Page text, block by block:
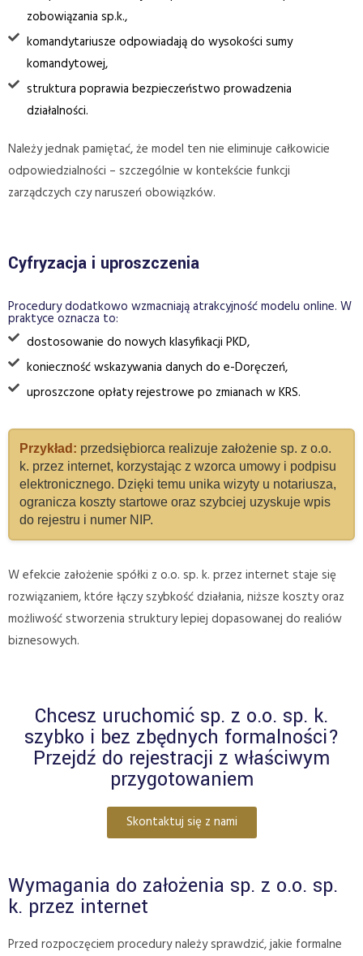
zobowiązania sp.k.,
komandytariusze odpowiadają do wysokości sumy
komandytowej,
struktura poprawia bezpieczeństwo prowadzenia
działalności.
Należy jednak pamiętać, że model ten nie eliminuje całkowicie
odpowiedzialności – szczególnie w kontekście funkcji
zarządczych czy naruszeń obowiązków.
Cyfryzacja i uproszczenia
Procedury dodatkowo wzmacniają atrakcyjność modelu online. W
praktyce oznacza to:
dostosowanie do nowych klasyfikacji PKD,
konieczność wskazywania danych do e-Doręczeń,
uproszczone opłaty rejestrowe po zmianach w KRS.
Przykład: przedsiębiorca realizuje założenie sp. z o.o.
k. przez internet, korzystając z wzorca umowy i podpisu
elektronicznego. Dzięki temu unika wizyty u notariusza,
ogranicza koszty startowe oraz szybciej uzyskuje wpis
do rejestru i numer NIP.
W efekcie założenie spółki z o.o. sp. k. przez internet staje się
rozwiązaniem, które łączy szybkość działania, niższe koszty oraz
możliwość stworzenia struktury lepiej dopasowanej do realiów
biznesowych.
Chcesz uruchomić sp. z o.o. sp. k.
szybko i bez zbędnych formalności?
Przejdź do rejestracji z właściwym
przygotowaniem
Skontaktuj się z nami
Wymagania do założenia sp. z o.o. sp.
k. przez internet
Przed rozpoczęciem procedury należy sprawdzić, jakie formalne